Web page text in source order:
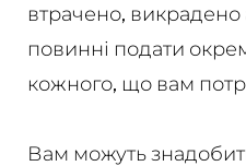
втрачено, викрадено
повинні подати
кожного, що вам
Вам можуть